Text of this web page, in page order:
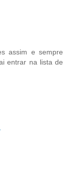
assim e sempre
entrar na lista de